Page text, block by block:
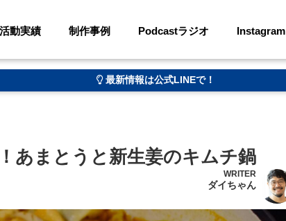
動実績 制作事例 Podcastラジオ Instagram
最新情報は公式LINEで！
あまとうと新生姜のキムチ鍋
WRITER
ダイちゃん